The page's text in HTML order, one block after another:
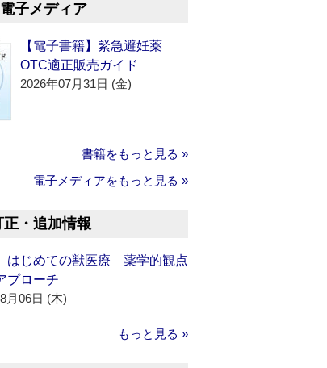
子メディア
【電子書籍】緊急避妊薬
OTC適正販売ガイド
2026年07月31日 (金)
書籍をもっと見る »
電子メディアをもっと見る »
正・追加情報
はじめての獣医療 薬学的観点
プローチ
月06日 (木)
もっと見る »